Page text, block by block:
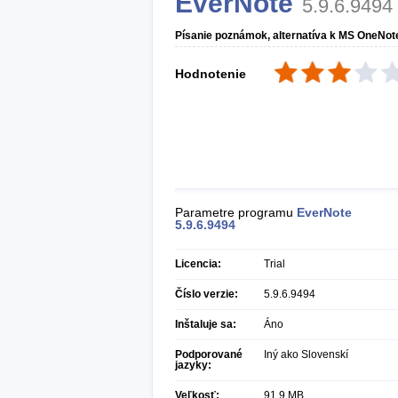
5.9.6.9494
Písanie poznámok, alternatíva k MS
Hodnotenie
Parametre programu EverNote
5.9.6.9494
Licencia: Trial
Číslo verzie: 5.9.6.9494
Inštaluje sa: Áno
Podporované
jazyky:
Iný ako Slovenskí
Veľkosť: 91,9 MB